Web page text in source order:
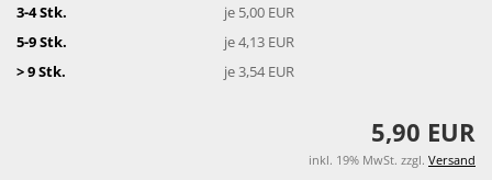
3-4 Stk.
je 5,00 EUR
5-9 Stk.
je 4,13 EUR
> 9 Stk.
je 3,54 EUR
5,90 EUR
inkl. 19% MwSt. zzgl. Versand